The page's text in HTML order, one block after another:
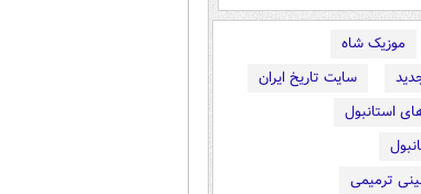
موزیک شاه
سایت تاریخ ایران
استانبول
ترمیمی